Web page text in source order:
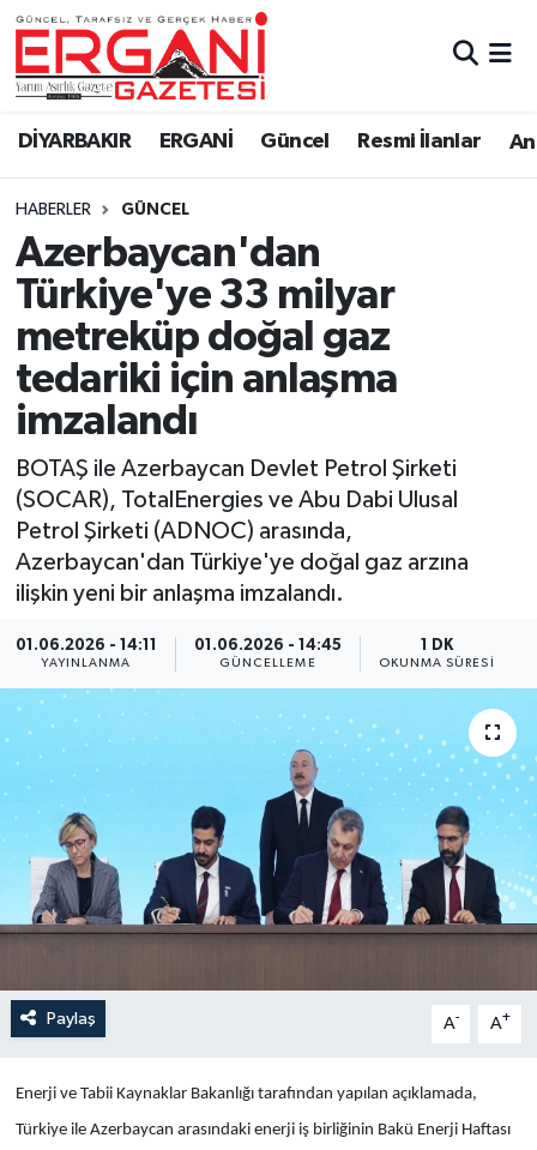
DİYARBAKIR ERGANİ Güncel Resmi İlanlar
HABERLER GÜNCEL
Azerbaycan'dan
Türkiye'ye 33 milyar
metreküp doğal gaz
tedariki için anlaşma
imzalandı
BOTAŞ ile Azerbaycan Devlet Petrol Şirketi
(SOCAR), TotalEnergies ve Abu Dabi Ulusal
Petrol Şirketi (ADNOC) arasında,
Azerbaycan'dan Türkiye'ye doğal gaz arzına
ilişkin yeni bir anlaşma imzalandı.
01.06.2026 - 14:11
YAYINLANMA
01.06.2026 - 14:45
GÜNCELLEME
1 DK
OKUNMA SÜRESI
Paylaş A- A+
Enerji ve Tabii Kaynaklar Bakanlığı tarafından yapılan açıklamada,
Türkiye ile Azerbaycan arasındaki enerji iş birliğinin Bakü Enerji Haftası
DİYARBAKIR
BİSMİL
BAĞLAR
ERGANİ
Güncel
Eği̇ti̇m
Resmi İlanlar
Sağlık
Si̇yaset
Spor
Yaşam
Anali̇z
Bi̇li̇m & Teknoloji̇
Dünya
Eği̇ti̇m
Ergani Nöbetçi Eczaneler
Ergani Hava Durumu
Ergani Trafik Yoğunluk Haritası
Süper Lig Puan Durumu ve Fikstür
Tüm Manşetler
Son Dakika Haberleri
Haber Arşivi